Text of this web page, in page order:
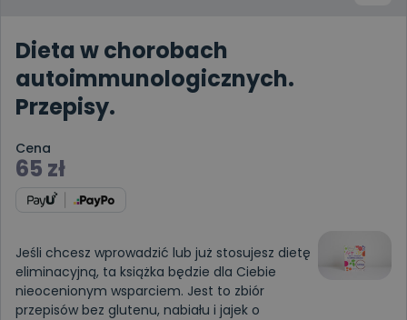
Dieta w chorobach
autoimmunologicznych.
Przepisy.
Cena
65 zł
Jeśli chcesz wprowadzić lub już stosujesz dietę
eliminacyjną, ta książka będzie dla Ciebie
nieocenionym wsparciem. Jest to zbiór
przepisów bez glutenu, nabiału i jajek o